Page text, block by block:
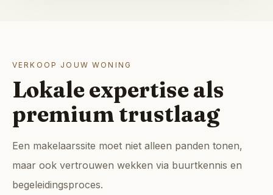
VERKOOP JOUW WONING
Lokale expertise als
premium trustlaag
Een makelaarssite moet niet alleen panden tonen,
maar ook vertrouwen wekken via buurtkennis en
begeleidingsproces.